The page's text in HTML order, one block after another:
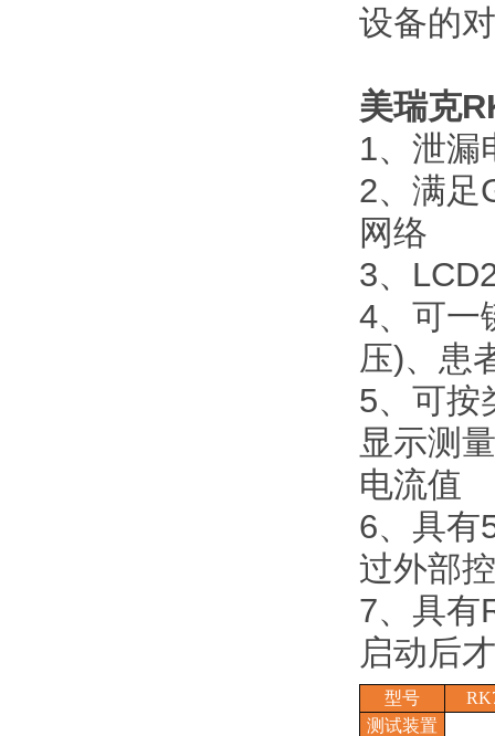
设备的
美瑞克
1、泄漏
2、满足
网络
3、
4、可一
压)、患
5、可按
显示测
电流值
6、具有
过外部
7、具有
启动后
型号
测试装置